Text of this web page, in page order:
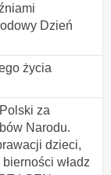
Dzień
życia
za
Narodu.
dzieci,
władz